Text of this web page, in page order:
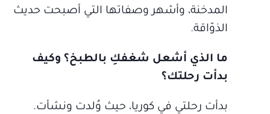
المدخنة، وأشهر وصفاتها التي أصبحت حديث
الذوّاقة.
ما الذي أشعل شغفكِ بالطبخ؟ وكيف
بدأت رحلتك؟
بدأت رحلتي في كوريا، حيث وُلدت ونشأت.